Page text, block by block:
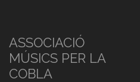
ASSOCIACIÓ
MÚSICS PER LA
COBLA